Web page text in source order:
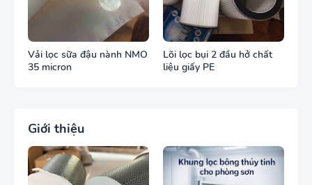
Vải lọc sữa đậu nành NMO
35 micron
Lõi lọc bụi 2 đầu hở chất
liệu giấy PE
Giới thiệu